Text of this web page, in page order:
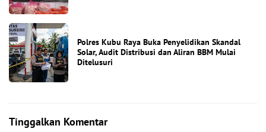
Polres Kubu Raya Buka Penyelidikan Skandal
Solar, Audit Distribusi dan Aliran BBM Mulai
Ditelusuri
Tinggalkan Komentar